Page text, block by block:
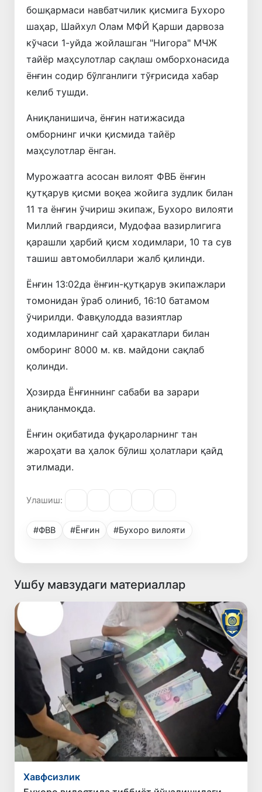
бошқармаси навбатчилик қисмига Бухоро
шаҳар, Шайхул Олам МФЙ Қарши дарвоза
кўчаси 1-уйда жойлашган "Нигора" МЧЖ
тайёр маҳсулотлар сақлаш омборхонасида
ёнғин содир бўлганлиги тўғрисида хабар
келиб тушди.
Аниқланишича, ёнғин натижасида
омборнинг ички қисмида тайёр
маҳсулотлар ёнган.
Мурожаатга асосан вилоят ФВБ ёнғин
қутқарув қисми воқеа жойига зудлик билан
11 та ёнғин ўчириш экипаж, Бухоро вилояти
Миллий гвардияси, Мудофаа вазирлигига
қарашли ҳарбий қисм ходимлари, 10 та сув
ташиш автомобиллари жалб қилинди.
Ёнғин 13:02да ёнғин-қутқарув экипажлари
томонидан ўраб олиниб, 16:10 батамом
ўчирилди. Фавқулодда вазиятлар
ходимларининг сай ҳаракатлари билан
омборинг 8000 м. кв. майдони сақлаб
қолинди.
Ҳозирда Ёнғиннинг сабаби ва зарари
аниқланмоқда.
Ёнғин оқибатида фуқароларнинг тан
жароҳати ва ҳалок бўлиш ҳолатлари қайд
этилмади.
Улашиш:
#ФВВ #Ёнғин #Бухоро вилояти
Ушбу мавзудаги материаллар
Хавфсизлик